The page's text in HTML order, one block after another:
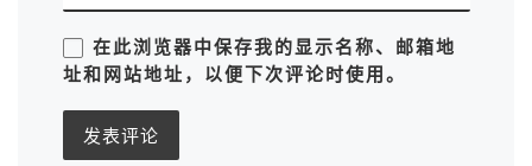
在此浏览器中保存我的显示名称、邮箱地
址和网站地址，以便下次评论时使用。